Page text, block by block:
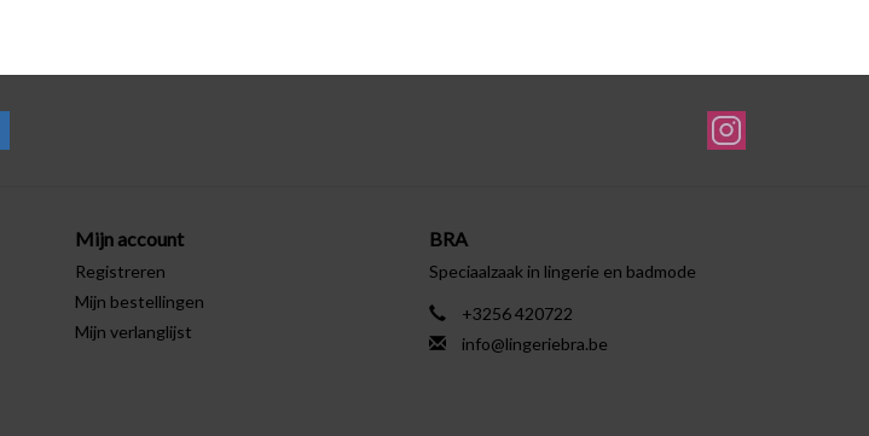
Mijn account
Registreren
Mijn bestellingen
Mijn verlanglijst
BRA
Speciaalzaak in lingerie en badmode
+3256 420722
info@lingeriebra.be